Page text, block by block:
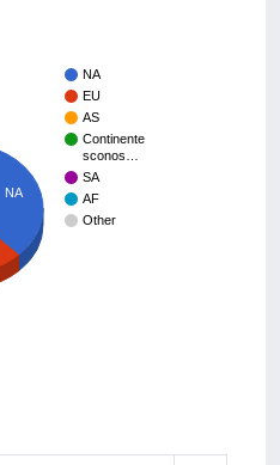
NA
EU
AS
Continente
sconos…
SA
AF
Other
NA